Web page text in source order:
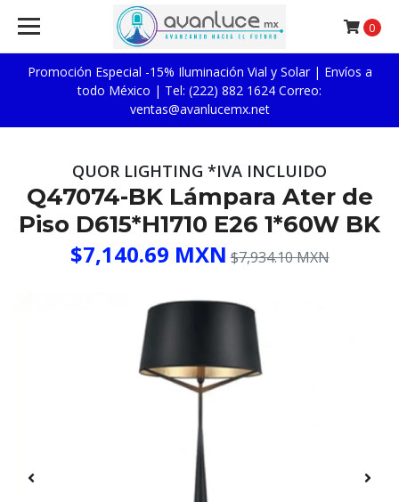
Promoción Especial -15% Iluminación Vial y Solar | Envíos a
todo México | Tel: (222) 882 1624 Correo:
ventas@avanlucemx.net
0
QUOR LIGHTING *IVA INCLUIDO
Q47074-BK Lámpara Ater de
Piso D615*H1710 E26 1*60W BK
$7,140.69 MXN $7,934.10 MXN